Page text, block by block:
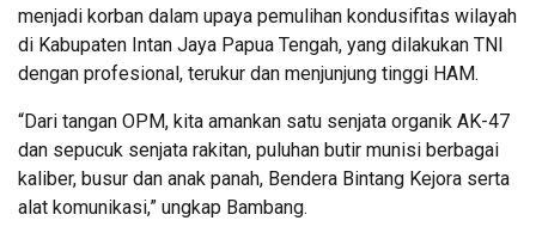
menjadi korban dalam upaya pemulihan kondusifitas wilayah
di Kabupaten Intan Jaya Papua Tengah, yang dilakukan TNI
dengan profesional, terukur dan menjunjung tinggi HAM.
“Dari tangan OPM, kita amankan satu senjata organik AK-47
dan sepucuk senjata rakitan, puluhan butir munisi berbagai
kaliber, busur dan anak panah, Bendera Bintang Kejora serta
alat komunikasi,” ungkap Bambang.